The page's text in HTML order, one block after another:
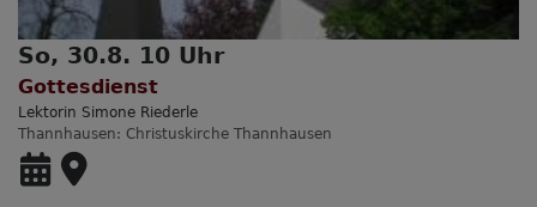
So, 30.8. 10 Uhr
Gottesdienst
Lektorin Simone Riederle
Thannhausen
Christuskirche Thannhausen